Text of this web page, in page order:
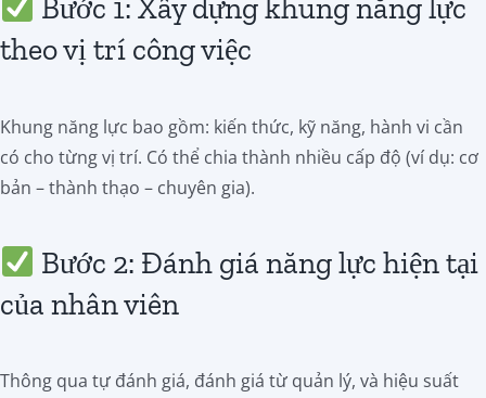
Bước 1: Xây dựng khung năng lực
theo vị trí công việc
Khung năng lực bao gồm: kiến thức, kỹ năng, hành vi cần
có cho từng vị trí. Có thể chia thành nhiều cấp độ (ví dụ: cơ
bản – thành thạo – chuyên gia).
Bước 2: Đánh giá năng lực hiện tại
của nhân viên
Thông qua tự đánh giá, đánh giá từ quản lý, và hiệu suất